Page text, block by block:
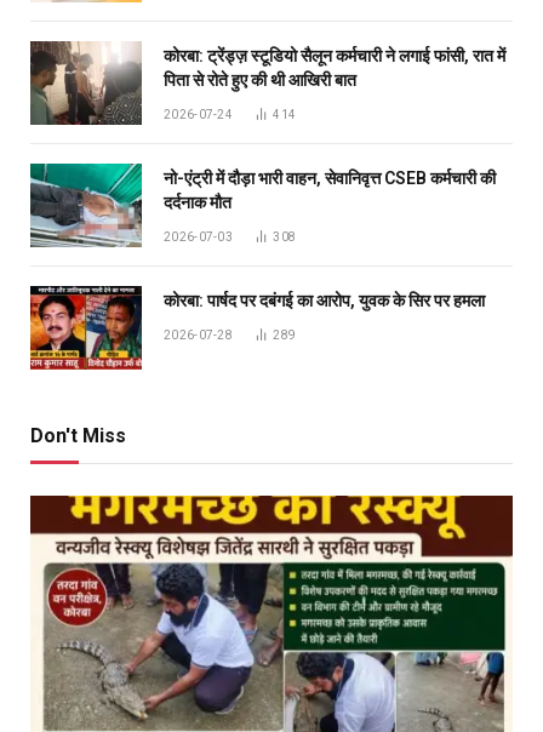
कोरबा: ट्रेंड्ज़ स्टूडियो सैलून कर्मचारी ने लगाई फांसी, रात में
पिता से रोते हुए की थी आखिरी बात
2026-07-24 414
नो-एंट्री में दौड़ा भारी वाहन, सेवानिवृत्त CSEB कर्मचारी की
दर्दनाक मौत
2026-07-03 308
कोरबा: पार्षद पर दबंगई का आरोप, युवक के सिर पर हमला
2026-07-28 289
Don't Miss